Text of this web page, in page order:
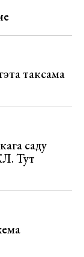
таксама
саду
Тут